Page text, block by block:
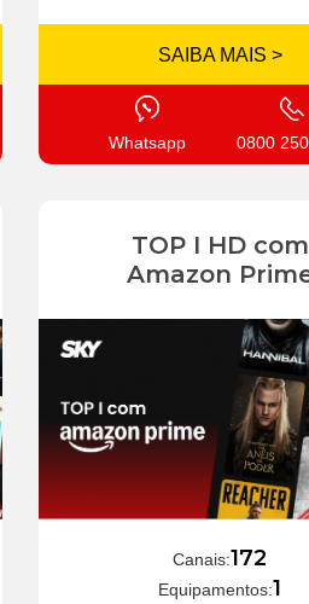
SAIBA MAIS >
Whatsapp 0800
TOP I HD com
Amazon
Canais:172
Equipamentos:1